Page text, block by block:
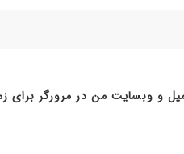
و وبسایت من در مرورگر برای